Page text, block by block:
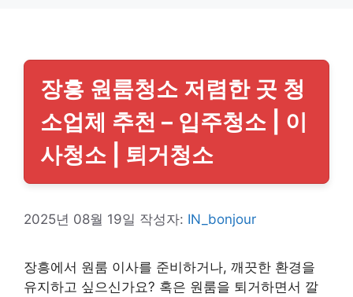
장흥 원룸청소 저렴한 곳 청
소업체 추천 – 입주청소 | 이
사청소 | 퇴거청소
2025년 08월 19일 작성자: IN_bonjour
장흥에서 원룸 이사를 준비하거나, 깨끗한 환경을
유지하고 싶으신가요? 혹은 원룸을 퇴거하면서 깔